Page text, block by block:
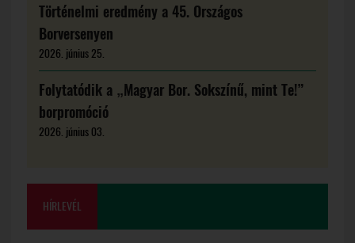
Történelmi eredmény a 45. Országos
Borversenyen
2026. június 25.
Folytatódik a „Magyar Bor. Sokszínű, mint Te!”
borpromóció
2026. június 03.
HÍRLEVÉL